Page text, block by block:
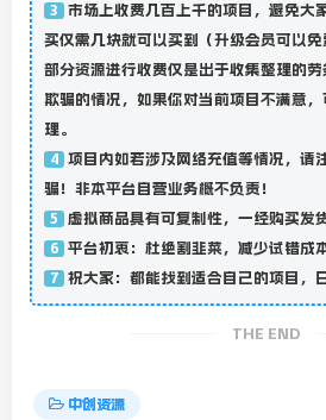
3 市场上收费几百上千的项目，避免大
买仅需几块就可以买到（升级会员可以
部分资源进行收费仅是出于收集整理的
欺骗的情况，如果你对当前项目不满意
理。
4 项目内如若涉及网络充值等情况，请
骗！非本平台自营业务概不负责！
5 虚拟商品具有可复制性，一经购买发
6 平台初衷：杜绝割韭菜，减少试错成本
7 祝大家：都能找到适合自己的项目，
THE END
中创资源